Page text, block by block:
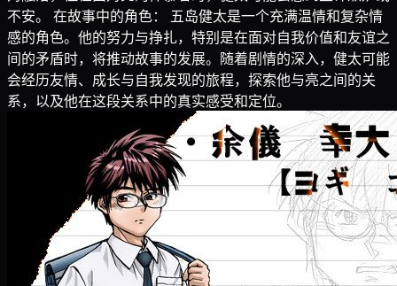
不安。 在故事中的角色： 五岛健太是一个充满温情和复杂情
感的角色。他的努力与挣扎，特别是在面对自我价值和友谊之
间的矛盾时，将推动故事的发展。随着剧情的深入，健太可能
会经历友情、成长与自我发现的旅程，探索他与亮之间的关
系，以及他在这段关系中的真实感受和定位。